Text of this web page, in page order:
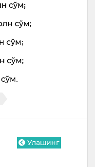
сўм;
сўм;
сўм;
сўм;
Улашинг